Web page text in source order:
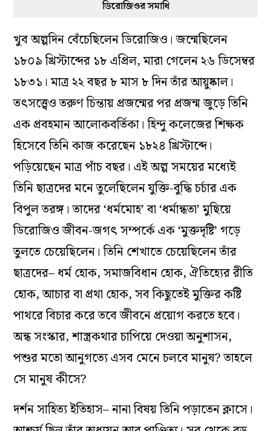
ডিরোজিওর সমাধি
খুব অল্পদিন বেঁচেছিলেন ডিরোজিও। জন্মেছিলেন
১৮০৯ খ্রিস্টাব্দের ১৮ এপ্রিল, মারা গেলেন ২৬ ডিসেম্বর
১৮৩১। মাত্র ২২ বছর ৮ মাস ৮ দিন তাঁর আয়ুষ্কাল।
তৎসত্ত্বেও তরুণ চিন্তায় প্রজন্মের পর প্রজন্ম জুড়ে তিনি
এক প্রবহমান আলোকবর্তিকা। হিন্দু কলেজের শিক্ষক
হিসেবে তিনি কাজ করেছেন ১৮২৪ খ্রিস্টাব্দে।
পড়িয়েছেন মাত্র পাঁচ বছর। এই অল্প সময়ের মধ্যেই
তিনি ছাত্রদের মনে তুলেছিলেন যুক্তি-বুদ্ধি চর্চার এক
বিপুল তরঙ্গ। তাদের ‘ধর্মমোহ’ বা ‘ধর্মান্ধতা’ মুছিয়ে
ডিরোজিও জীবন-জগৎ সম্পর্কে এক ‘মুক্তদৃষ্টি’ গড়ে
তুলতে চেয়েছিলেন। তিনি শেখাতে চেয়েছিলেন তাঁর
ছাত্রদের– ধর্ম হোক, সমাজবিধান হোক, ঐতিহ্যের রীতি
হোক, আচার বা প্রথা হোক, সব কিছুতেই মুক্তির কষ্টি
পাথরে বিচার করে তবে জীবনে প্রয়োগ করতে হবে।
অন্ধ সংস্কার, শাস্ত্রকথার চাপিয়ে দেওয়া অনুশাসন,
পশুর মতো আনুগত্যে এসব মেনে চলবে মানুষ? তাহলে
সে মানুষ কীসে?
দর্শন সাহিত‌্য ইতিহাস– নানা বিষয় তিনি পড়াতেন ক্লাসে।